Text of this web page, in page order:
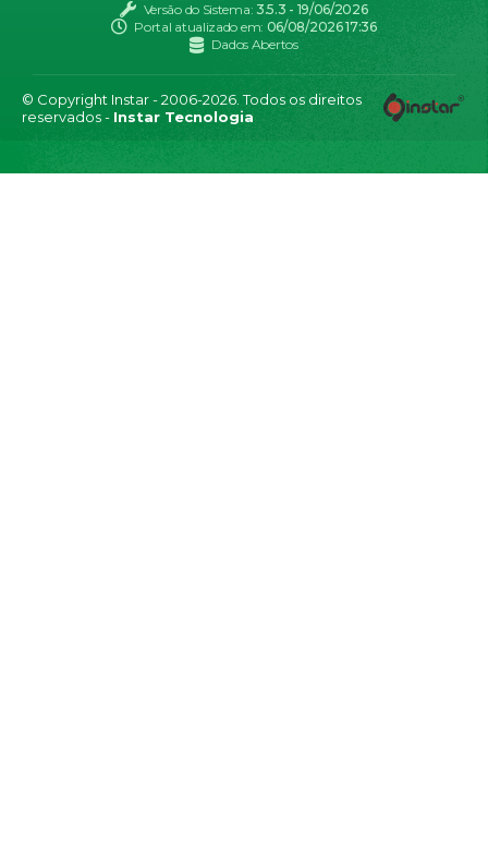
Versão do Sistema: 3.5.3 - 19/06/2026
Portal atualizado em: 06/08/2026 17:36
Dados Abertos
© Copyright Instar - 2006-2026. Todos os direitos
reservados - Instar Tecnologia